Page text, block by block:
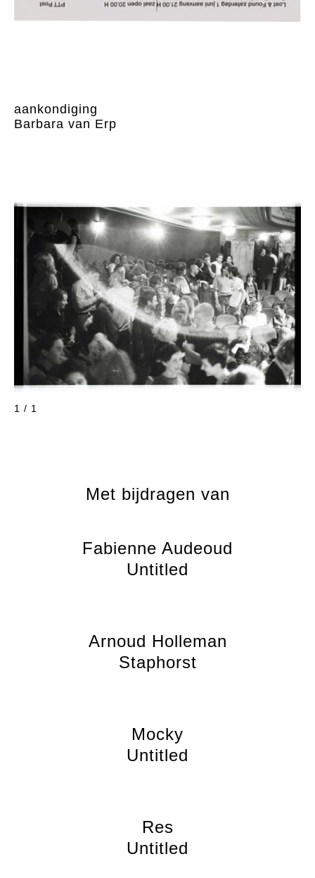
aankondiging
Barbara van Erp
1 / 1
Met bijdragen van
Fabienne Audeoud
Untitled
Arnoud Holleman
Staphorst
Mocky
Untitled
Res
Untitled